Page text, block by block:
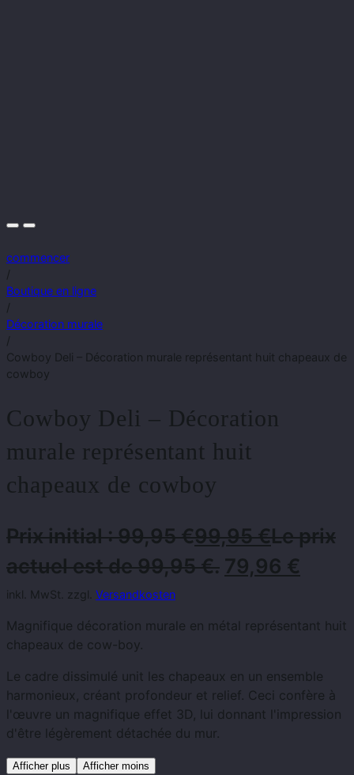
commencer
/
Boutique en ligne
/
Décoration murale
/
Cowboy Deli – Décoration murale représentant huit chapeaux de
cowboy
Cowboy Deli – Décoration
murale représentant huit
chapeaux de cowboy
Prix ​​initial : 99,95 €99,95€Le prix
actuel est de 99,95 €. 79,96 €
inkl. MwSt. zzgl. Versandkosten
Magnifique décoration murale en métal représentant huit
chapeaux de cow-boy.
Le cadre dissimulé unit les chapeaux en un ensemble
harmonieux, créant profondeur et relief. Ceci confère à
l'œuvre un magnifique effet 3D, lui donnant l'impression
d'être légèrement détachée du mur.
Afficher plus Afficher moins